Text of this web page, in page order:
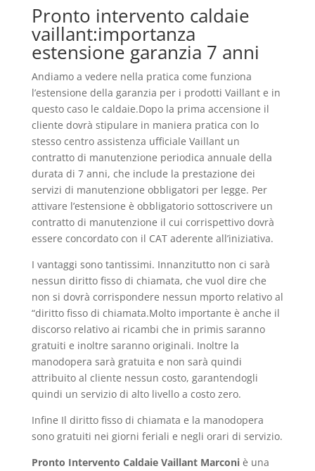
Pronto intervento caldaie
vaillant:importanza
estensione garanzia 7 anni
Andiamo a vedere nella pratica come funziona
l’estensione della garanzia per i prodotti Vaillant e in
questo caso le caldaie.Dopo la prima accensione il
cliente dovrà stipulare in maniera pratica con lo
stesso centro assistenza ufficiale Vaillant un
contratto di manutenzione periodica annuale della
durata di 7 anni, che include la prestazione dei
servizi di manutenzione obbligatori per legge. Per
attivare l’estensione è obbligatorio sottoscrivere un
contratto di manutenzione il cui corrispettivo dovrà
essere concordato con il CAT aderente all’iniziativa.
I vantaggi sono tantissimi. Innanzitutto non ci sarà
nessun diritto fisso di chiamata, che vuol dire che
non si dovrà corrispondere nessun mporto relativo al
“diritto fisso di chiamata.Molto importante è anche il
discorso relativo ai ricambi che in primis saranno
gratuiti e inoltre saranno originali. Inoltre la
manodopera sarà gratuita e non sarà quindi
attribuito al cliente nessun costo, garantendogli
quindi un servizio di alto livello a costo zero.
Infine Il diritto fisso di chiamata e la manodopera
sono gratuiti nei giorni feriali e negli orari di servizio.
Pronto Intervento Caldaie Vaillant Marconiè una